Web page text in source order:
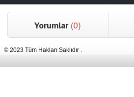
Yorumlar (0)
© 2023 Tüm Hakları Saklıdır .